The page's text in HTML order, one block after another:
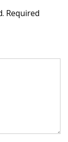
Required